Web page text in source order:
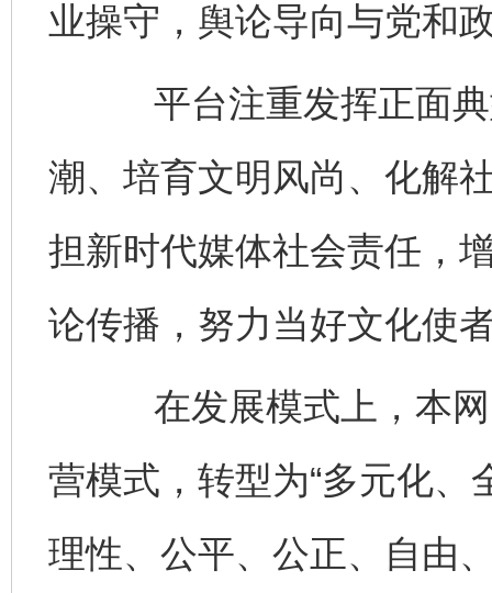
业操守，舆论导向与党和
平台注重发挥正面典
潮、培育文明风尚、化解
担新时代媒体社会责任，
论传播，努力当好文化使
在发展模式上，本网
营模式，转型为“多元化、
理性、公平、公正、自由